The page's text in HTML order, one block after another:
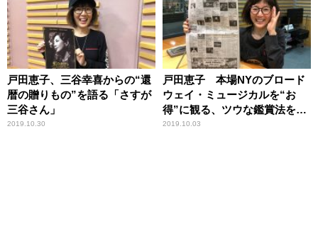
戸田恵子、三谷幸喜からの“還
暦の贈りもの”を語る「さすが
三谷さん」
2019.10.30
戸田恵子 本場NYのブロード
ウェイ・ミュージカルを“お
得”に観る、ツウな鑑賞法を語
る
2019.10.03